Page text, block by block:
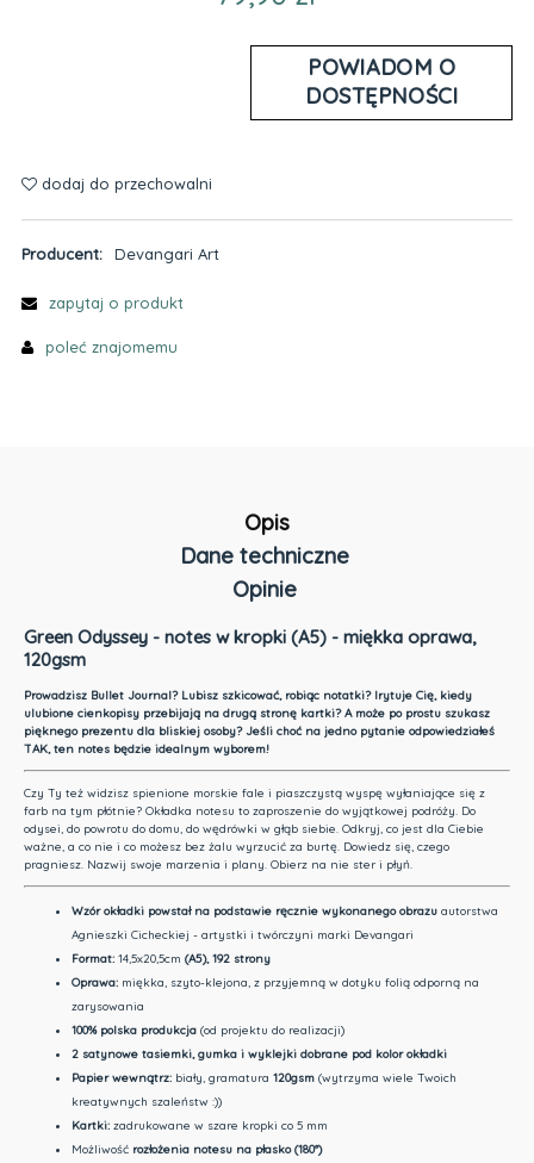
POWIADOM O
DOSTĘPNOŚCI
dodaj do przechowalni
Producent: Devangari Art
zapytaj o produkt
poleć znajomemu
Opis
Dane techniczne
Opinie
Green Odyssey - notes w kropki (A5) - miękka oprawa,
120gsm
Prowadzisz Bullet Journal? Lubisz szkicować, robiąc notatki? Irytuje Cię, kiedy
ulubione cienkopisy przebijają na drugą stronę kartki? A może po prostu szukasz
pięknego prezentu dla bliskiej osoby? Jeśli choć na jedno pytanie odpowiedziałeś
TAK, ten notes będzie idealnym wyborem!
Czy Ty też widzisz spienione morskie fale i piaszczystą wyspę wyłaniające się z
farb na tym płótnie? Okładka notesu to zaproszenie do wyjątkowej podróży. Do
odysei, do powrotu do domu, do wędrówki w głąb siebie. Odkryj, co jest dla Ciebie
ważne, a co nie i co możesz bez żalu wyrzucić za burtę. Dowiedz się, czego
pragniesz. Nazwij swoje marzenia i plany. Obierz na nie ster i płyń.
Wzór okładki powstał na podstawie ręcznie wykonanego obrazu autorstwa
Agnieszki Cicheckiej - artystki i twórczyni marki Devangari
Format:14,5x20,5cm (A5), 192 strony
Oprawa:miękka, szyto-klejona, z przyjemną w dotyku folią odporną na
zarysowania
100% polska produkcja(od projektu do realizacji)
2 satynowe tasiemki, gumka i wyklejki dobrane pod kolor okładki
Papier wewnątrz: biały, gramatura 120gsm(wytrzyma wiele Twoich
kreatywnych szaleństw :))
Kartki:zadrukowane w szare kropki co 5 mm
Możliwość rozłożenia notesu na płasko (180°)